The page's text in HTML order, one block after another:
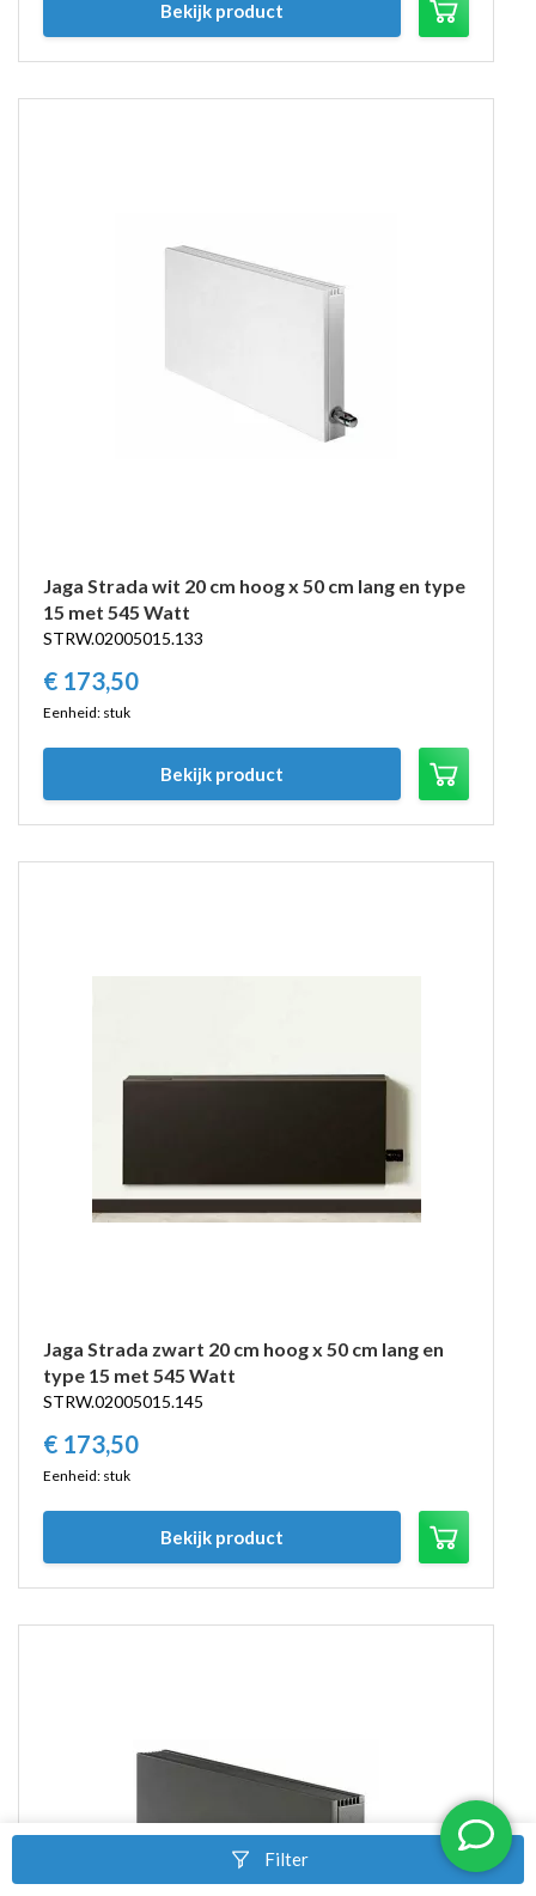
Bekijk product
Jaga Strada wit 20 cm hoog x 50 cm lang en type
15 met 545 Watt
STRW.02005015.133
€ 173,50
Eenheid: stuk
Bekijk product
Jaga Strada zwart 20 cm hoog x 50 cm lang en
type 15 met 545 Watt
STRW.02005015.145
€ 173,50
Eenheid: stuk
Bekijk product
Filter